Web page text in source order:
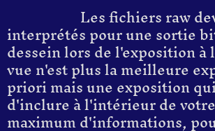
Les fichiers raw
interprétés pour une sortie
dessein lors de l'exposition à
vue n'est plus la meilleure
priori mais une exposition
d'inclure à l'intérieur de
maximum d'informations,